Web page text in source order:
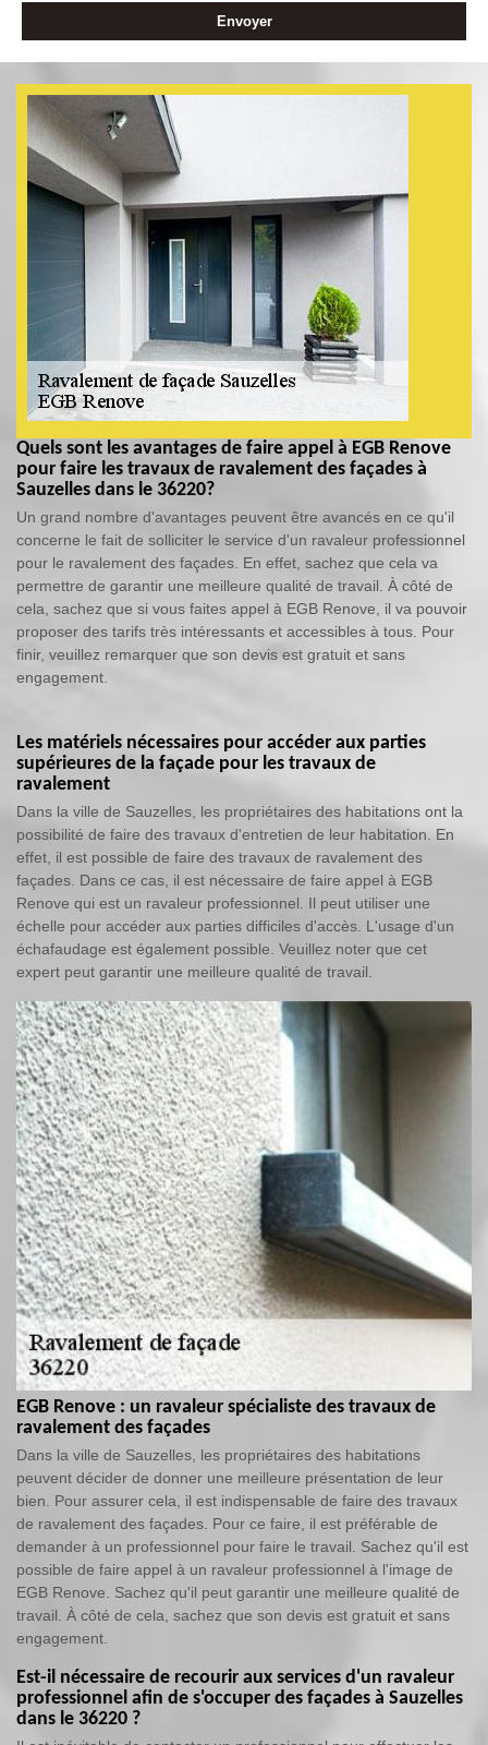
Quels sont les avantages de faire appel à EGB Renove
pour faire les travaux de ravalement des façades à
Sauzelles dans le 36220?
Un grand nombre d'avantages peuvent être avancés en ce qu'il
concerne le fait de solliciter le service d'un ravaleur professionnel
pour le ravalement des façades. En effet, sachez que cela va
permettre de garantir une meilleure qualité de travail. À côté de
cela, sachez que si vous faites appel à EGB Renove, il va pouvoir
proposer des tarifs très intéressants et accessibles à tous. Pour
finir, veuillez remarquer que son devis est gratuit et sans
engagement.
Les matériels nécessaires pour accéder aux parties
supérieures de la façade pour les travaux de
ravalement
Dans la ville de Sauzelles, les propriétaires des habitations ont la
possibilité de faire des travaux d'entretien de leur habitation. En
effet, il est possible de faire des travaux de ravalement des
façades. Dans ce cas, il est nécessaire de faire appel à EGB
Renove qui est un ravaleur professionnel. Il peut utiliser une
échelle pour accéder aux parties difficiles d'accès. L'usage d'un
échafaudage est également possible. Veuillez noter que cet
expert peut garantir une meilleure qualité de travail.
EGB Renove : un ravaleur spécialiste des travaux de
ravalement des façades
Dans la ville de Sauzelles, les propriétaires des habitations
peuvent décider de donner une meilleure présentation de leur
bien. Pour assurer cela, il est indispensable de faire des travaux
de ravalement des façades. Pour ce faire, il est préférable de
demander à un professionnel pour faire le travail. Sachez qu'il est
possible de faire appel à un ravaleur professionnel à l'image de
EGB Renove. Sachez qu'il peut garantir une meilleure qualité de
travail. À côté de cela, sachez que son devis est gratuit et sans
engagement.
Est-il nécessaire de recourir aux services d'un ravaleur
professionnel afin de s'occuper des façades à Sauzelles
dans le 36220 ?